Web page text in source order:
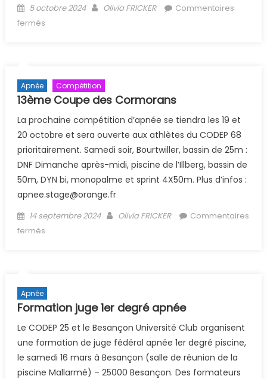
Posted on
5 octobre 2024 Author
Olivia FRICKER
Commentaires
fermés
Apnée Compétition
13ème Coupe des Cormorans
La prochaine compétition d’apnée se tiendra les 19 et
20 octobre et sera ouverte aux athlètes du CODEP 68
prioritairement. Samedi soir, Bourtwiller, bassin de 25m :
DNF Dimanche après-midi, piscine de l’Illberg, bassin de
50m, DYN bi, monopalme et sprint 4X50m. Plus d’infos :
apnee.stage@orange.fr
Posted on
14 septembre 2024 Author
Olivia FRICKER
Commentaires
fermés
Apnée
Formation juge 1er degré apnée
Le CODEP 25 et le Besançon Université Club organisent
une formation de juge fédéral apnée 1er degré piscine,
le samedi 16 mars à Besançon (salle de réunion de la
piscine Mallarmé) – 25000 Besançon. Des formateurs